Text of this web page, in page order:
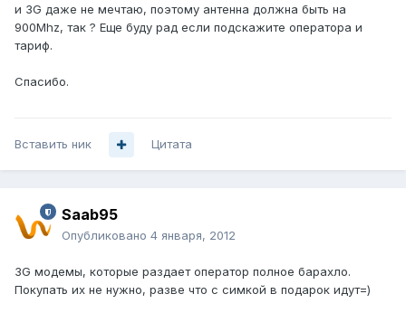
и 3G даже не мечтаю, поэтому антенна должна быть на
900Mhz, так ? Еще буду рад если подскажите оператора и
тариф.
Спасибо.
Вставить ник Цитата
Saab95
Опубликовано 4 января, 2012
3G модемы, которые раздает оператор полное барахло.
Покупать их не нужно, разве что с симкой в подарок идут=)